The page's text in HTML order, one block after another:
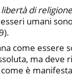
libertà di
umani
come essere
ma deve
è